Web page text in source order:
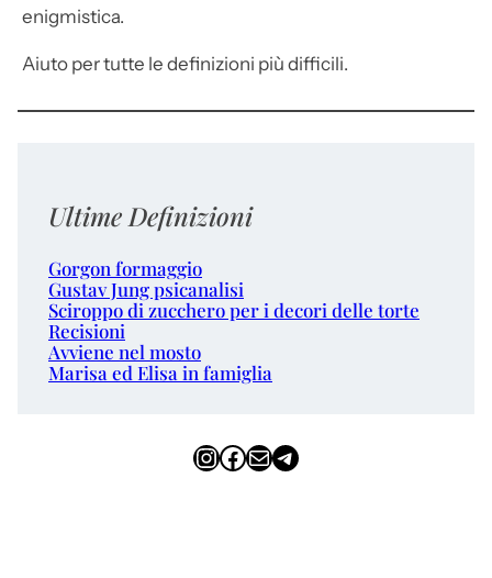
enigmistica.
Aiuto per tutte le definizioni più difficili.
Ultime Definizioni
Gorgon formaggio
Gustav Jung psicanalisi
Sciroppo di zucchero per i decori delle torte
Recisioni
Avviene nel mosto
Marisa ed Elisa in famiglia
InstagramFacebook Email Telegram